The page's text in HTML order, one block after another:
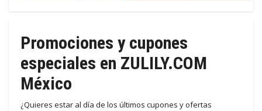
Promociones y cupones
especiales en ZULILY.COM
México
¿Quieres estar al día de los últimos cupones y ofertas